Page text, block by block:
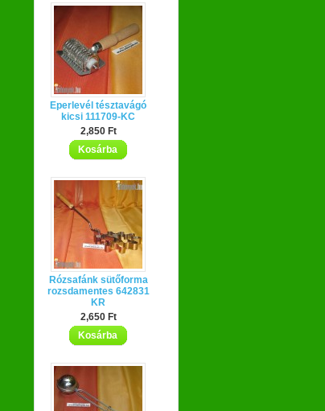
Eperlevél tésztavágó
kicsi 111709-KC
2,850 Ft
Kosárba
Rózsafánk sütőforma
rozsdamentes 642831
KR
2,650 Ft
Kosárba